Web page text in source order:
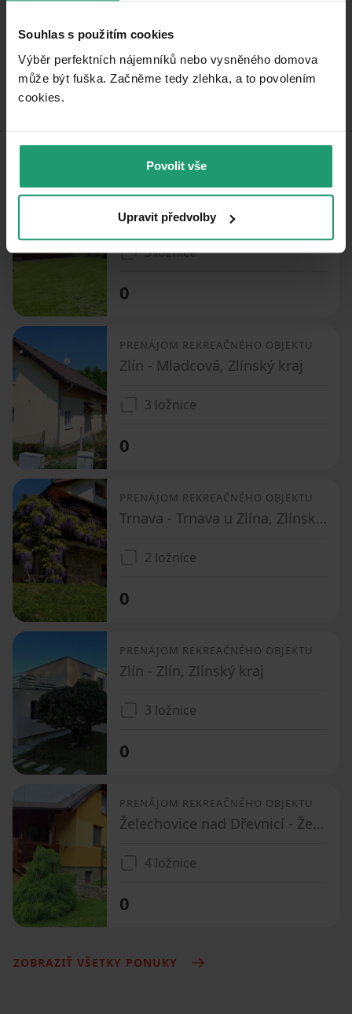
Souhlas s použitím cookies
Výběr perfektních nájemníků nebo vysněného domova
může být fuška. Začněme tedy zlehka, a to povolením
cookies.​
Povolit vše
Upravit předvolby
PRENÁJOM REKREAČNÉHO OBJEKTU
Lukov - Lukov u Zlína, Zlínský kraj
0
PRENÁJOM REKREAČNÉHO OBJEKTU
3 ložnice
0
PRENÁJOM REKREAČNÉHO OBJEKTU
Zlín - Mladcová, Zlínský kraj
3 ložnice
0
PRENÁJOM REKREAČNÉHO OBJEKTU
Trnava - Trnava u Zlína, Zlínský kraj
2 ložnice
0
PRENÁJOM REKREAČNÉHO OBJEKTU
Zlín - Zlín, Zlínský kraj
3 ložnice
0
PRENÁJOM REKREAČNÉHO OBJEKTU
Želechovice nad Dřevnicí - Želechovice nad Dřevnicí, Zlínský kraj
4 ložnice
0
ZOBRAZIŤ VŠETKY PONUKY